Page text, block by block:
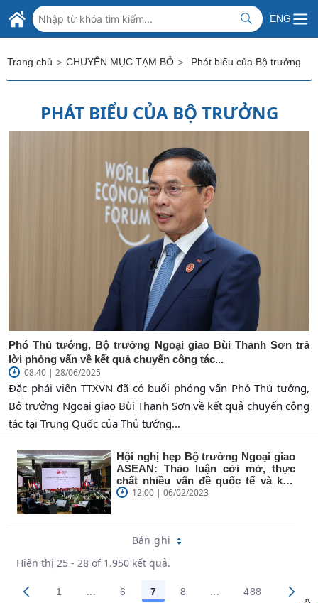
Skip to Main Content
BỘ NGOẠI GIAO VIỆT NAM
MINISTRY OF FOREIGN AFFAIRS
ENG
Trang chủ > CHUYÊN MỤC TẠM BỎ > Phát biểu của Bộ trưởng
PHÁT BIỂU CỦA BỘ TRƯỞNG
Phó Thủ tướng, Bộ trưởng Ngoại giao Bùi Thanh Sơn trả
lời phỏng vấn về kết quả chuyến công tác...
08:40 | 28/06/2025
Đặc phái viên TTXVN đã có buổi phỏng vấn Phó Thủ tướng,
Bộ trưởng Ngoại giao Bùi Thanh Sơn về kết quả chuyến công
tác tại Trung Quốc của Thủ tướng...
Hội nghị hẹp Bộ trưởng Ngoại giao
ASEAN: Thảo luận cởi mở, thực
chất nhiều vấn đề quốc tế và khu
vực12:00 | 06/02/2023
Bản ghi
Hiển thị 25 - 28 of 1.950 kết quả.
Các trang trên cổng
1 ...Trang trung gian Use TAB to navigate.
Các trang trên cổng
6 Các trang trên cổng
7 Các trang trên cổng
8 ...Trang trung gian
Các trang
488